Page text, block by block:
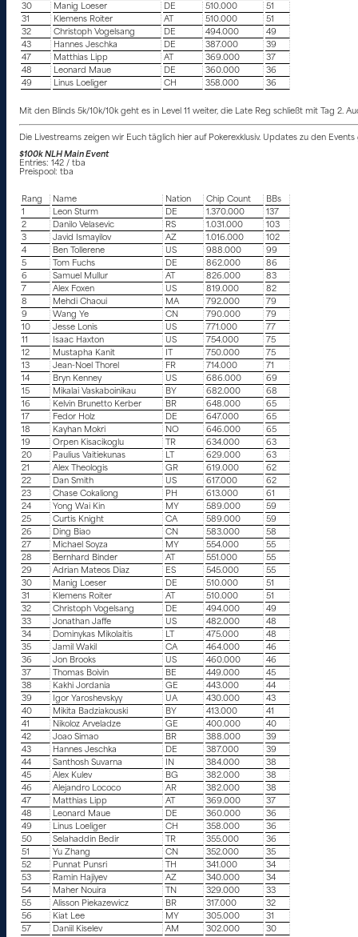
30
Manig Loeser DE 510.000
51
31
Klemens Roiter AT 510.000
51
32
Christoph Vogelsang DE 494.000
49
43
Hannes Jeschka DE 387.000
39
47
Matthias Lipp AT 369.000
37
48
Leonard Maue DE 360.000
36
49
Linus Loeliger CH 358.000 36
Mit den Blinds 5k/10k/10k geht es in Level 11 weiter, die Late Reg schließt mit Tag 2.
Die Livestreams zeigen wir Euch täglich hier auf Pokerexklusiv. Updates zu den
$100k NLH Main Event
Entries: 142 / tba
Preispool: tba
Rang Name Nation Chip Count
BBs
1
Leon Sturm DE 1.370.000
137
2
Danilo Velasevic RS 1.031.000
103
3
Javid Ismayilov AZ 1.016.000
102
4
Ben Tollerene US 988.000
99
5
Tom Fuchs DE 862.000
86
6
Samuel Mullur AT 826.000
83
7
Alex Foxen US 819.000
82
8
Mehdi Chaoui MA 792.000
79
9
Wang Ye CN 790.000
79
10
Jesse Lonis US 771.000
77
11
Isaac Haxton US 754.000
75
12
Mustapha Kanit 750.000
75
13
Jean-Noel Thorel FR 714.000
71
14
Bryn Kenney US 686.000
69
15
Mikalai Vaskaboinikau BY 682.000
68
16
Kelvin Brunetto Kerber BR 648.000
65
17
Fedor Holz DE 647.000
65
18
Kayhan Mokri NO 646.000
65
19
Orpen Kisacikoglu TR 634.000
63
20
Paulius Vaitiekunas LT 629.000
63
21
Alex Theologis GR 619.000
62
22
Dan Smith US 617.000
62
23
Chase Cokaliong PH 613.000
61
24
Yong Wai Kin MY 589.000
59
25
Curtis Knight CA 589.000
59
26
Ding Biao CN 583.000
58
27
Michael Soyza MY 554.000
55
28
Bernhard Binder AT 551.000
55
29
Adrian Mateos Diaz ES 545.000
55
30
Manig Loeser DE 510.000
51
31
Klemens Roiter AT 510.000
51
32
Christoph Vogelsang DE 494.000
49
33
Jonathan Jaffe US 482.000
48
34
Dominykas Mikolaitis LT 475.000
48
35
Jamil Wakil CA 464.000
46
36
Jon Brooks US 460.000
46
37
Thomas Boivin BE 449.000
45
38
Kakhi Jordania GE 443.000
44
39
Igor Yaroshevskyy UA 430.000
43
40
Mikita Badziakouski BY 413.000
41
41
Nikoloz Arveladze GE 400.000
40
42
Joao Simao BR 388.000
39
43
Hannes Jeschka DE 387.000
39
44
Santhosh Suvarna IN 384.000
38
45
Alex Kulev BG 382.000
38
46
Alejandro Lococo AR 382.000
38
47
Matthias Lipp AT 369.000
37
48
Leonard Maue DE 360.000
36
49
Linus Loeliger CH 358.000
36
50
Selahaddin Bedir TR 355.000
36
51
Yu Zhang CN 352.000
35
52
Punnat Punsri TH 341.000
34
53
Ramin Hajiyev AZ 340.000
34
54
Maher Nouira TN 329.000
33
55
Alisson Piekazewicz BR 317.000
32
56
Kiat Lee MY 305.000
31
57
Daniil Kiselev AM 302.000
30